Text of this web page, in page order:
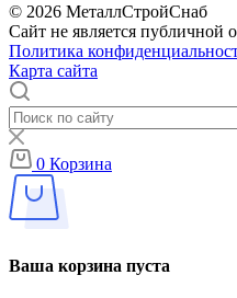
© 2026 МеталлСтройСнаб
Сайт не является публичной
Политика
Карта сайта
0 Корзина
Ваша корзина пуста